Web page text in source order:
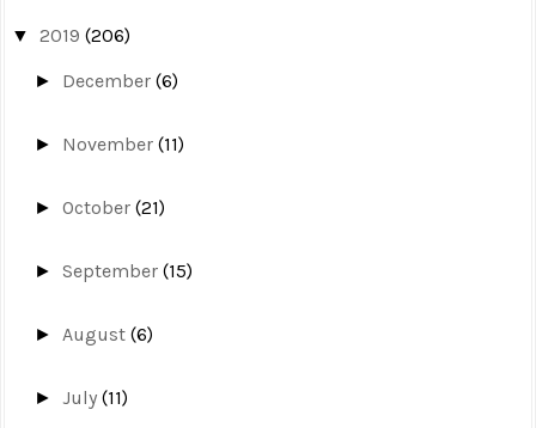
▼ 2019 (206)
► December(6)
► November(11)
►October(21)
►September(15)
► August(6)
►July(11)